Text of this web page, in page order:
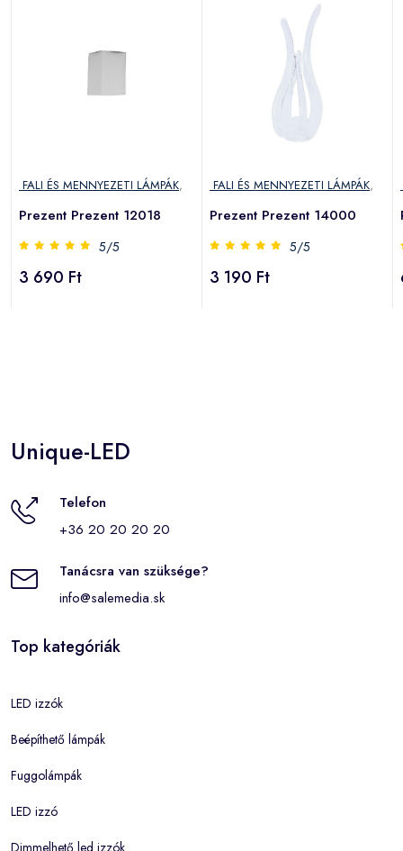
FALI ÉS MENNYEZETI LÁMPÁK,
Prezent Prezent 12018
5/5
3 690 Ft
FALI ÉS MENNYEZETI LÁMPÁK,
Prezent Prezent 14000
5/5
3 190 Ft
Unique-LED
Telefon
+36 20 20 20 20
Tanácsra van szüksége?
info@salemedia.sk
Top kategóriák
LED izzók
Beépíthető lámpák
Fuggolámpák
LED izzó